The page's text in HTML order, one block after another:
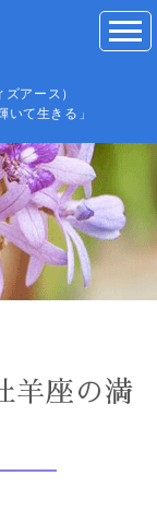
アース）
て生きる」
羊座の満